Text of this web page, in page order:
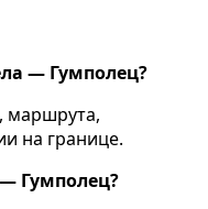
— Гумполец?
маршрута,
на границе.
Гумполец?